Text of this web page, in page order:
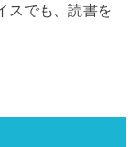
スでも、読書を